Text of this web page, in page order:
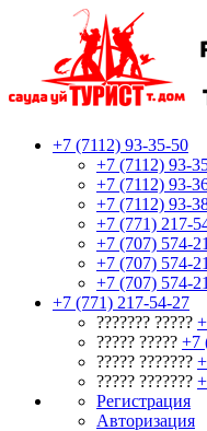
+7 (7112) 93-35-50
+7 (7112) 93-
+7 (7112) 93-
+7 (7112) 93-
+7 (771) 217-
+7 (707) 574-
+7 (707) 574-
+7 (707) 574-
+7 (771) 217-54-27
??????? ?????
????? ????? +7
????? ???????
????? ???????
Регистрация
Авторизация